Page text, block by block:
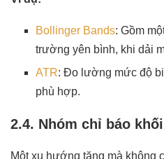
Bollinger Bands: Gồm
trường yên bình, khi dải
ATR: Đo lường mức độ
phù hợp.
2.4. Nhóm chỉ báo
Một xu hướng tăng mà không